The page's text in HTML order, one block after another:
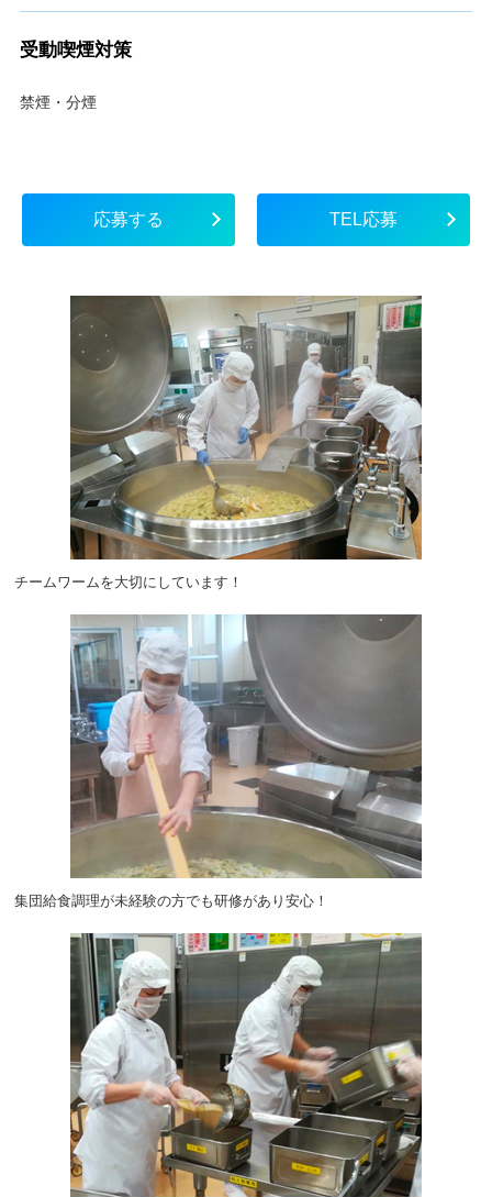
受動喫煙対策
禁煙・分煙
応募する TEL応募
チームワームを大切にしています！
集団給食調理が未経験の方でも研修があり安心！